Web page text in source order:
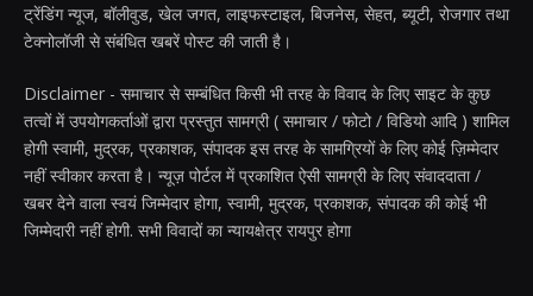
ट्रेंडिंग न्यूज, बॉलीवुड, खेल जगत, लाइफस्टाइल, बिजनेस, सेहत, ब्यूटी, रोजगार तथा
टेक्नोलॉजी से संबंधित खबरें पोस्ट की जाती है।
Disclaimer - समाचार से सम्बंधित किसी भी तरह के विवाद के लिए साइट के कुछ
तत्वों में उपयोगकर्ताओं द्वारा प्रस्तुत सामग्री ( समाचार / फोटो / विडियो आदि ) शामिल
होगी स्वामी, मुद्रक, प्रकाशक, संपादक इस तरह के सामग्रियों के लिए कोई ज़िम्मेदार
नहीं स्वीकार करता है। न्यूज़ पोर्टल में प्रकाशित ऐसी सामग्री के लिए संवाददाता /
खबर देने वाला स्वयं जिम्मेदार होगा, स्वामी, मुद्रक, प्रकाशक, संपादक की कोई भी
जिम्मेदारी नहीं होगी. सभी विवादों का न्यायक्षेत्र रायपुर होगा